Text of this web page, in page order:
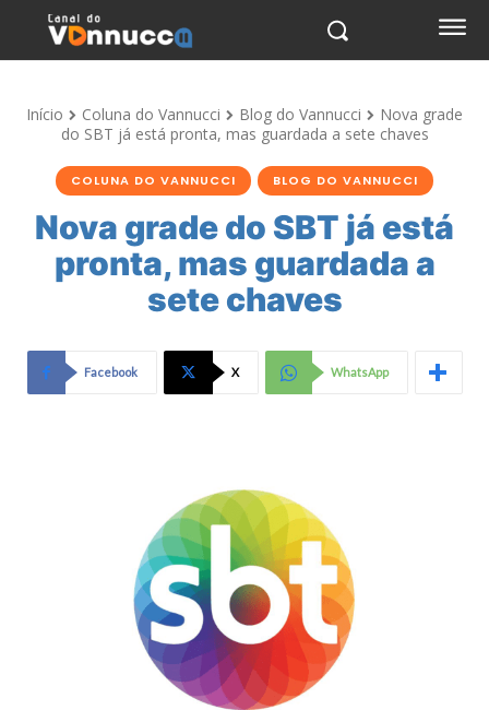
Início Coluna do Vannucci Blog do Vannucci
Nova grade
do SBT já está pronta, mas guardada a sete chaves
COLUNA DO VANNUCCI BLOG DO VANNUCCI
Nova grade do SBT já está
pronta, mas guardada a
sete chaves
Facebook X WhatsApp